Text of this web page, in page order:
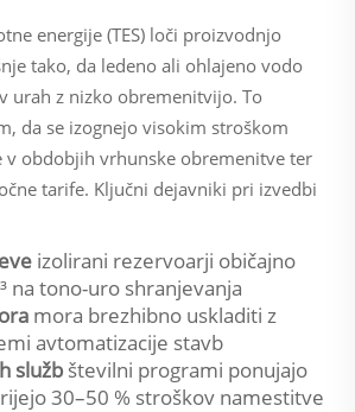
energije (TES) loči proizvodnjo
tako, da ledeno ali ohlajeno vodo
urah z nizko obremenitvijo. To
da se izognejo visokim stroškom
v obdobjih vrhunske obremenitve ter
tarife. Ključni dejavniki pri izvedbi
izolirani rezervoarji običajno
na tono-uro shranjevanja
mora brezhibno uskladiti z
avtomatizacije stavb
služb številni programi ponujajo
30–50 % stroškov namestitve